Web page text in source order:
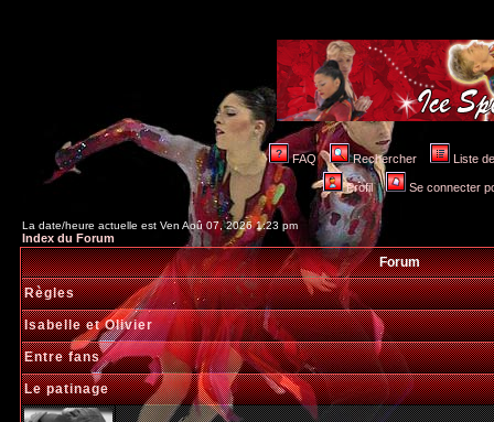
FAQ Rechercher Liste
Profil Se connecter
La date/heure actuelle est Ven Aoû 07, 2026 1:23 pm
Index du Forum
Forum
Règles
Isabelle et Olivier
Entre fans
Le patinage